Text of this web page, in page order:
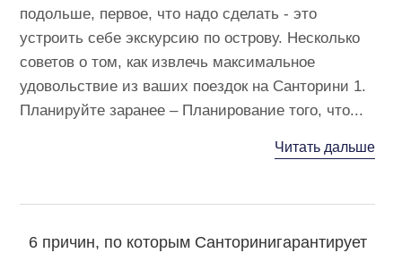
подольше, первое, что надо сделать - это
устроить себе экскурсию по острову. Несколько
советов о том, как извлечь максимальное
удовольствие из ваших поездок на Санторини 1.
Планируйте заранее – Планирование того, что...
Читать дальше
6 причин, по которым Санторинигарантирует